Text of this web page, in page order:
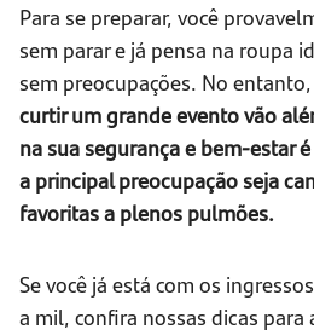
Para se preparar, você
sem parar e já pensa na roupa
sem preocupações. No entanto,
curtir um grande evento vão
na sua segurança e bem-estar
a principal preocupação seja
favoritas a plenos pulmões.
Se você já está com os
a mil, confira nossas dicas